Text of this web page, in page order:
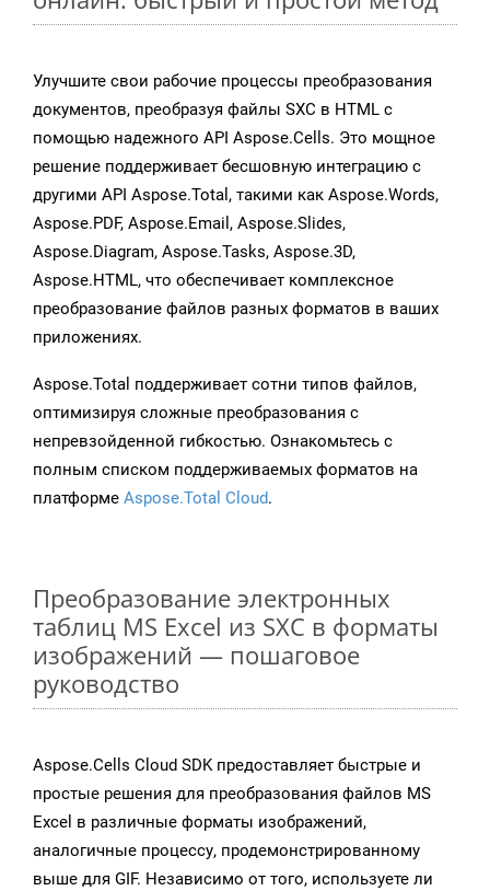
Улучшите свои рабочие процессы преобразования
документов, преобразуя файлы SXC в HTML с
помощью надежного API Aspose.Cells. Это мощное
решение поддерживает бесшовную интеграцию с
другими API Aspose.Total, такими как Aspose.Words,
Aspose.PDF, Aspose.Email, Aspose.Slides,
Aspose.Diagram, Aspose.Tasks, Aspose.3D,
Aspose.HTML, что обеспечивает комплексное
преобразование файлов разных форматов в ваших
приложениях.
Aspose.Total поддерживает сотни типов файлов,
оптимизируя сложные преобразования с
непревзойденной гибкостью. Ознакомьтесь с
полным списком поддерживаемых форматов на
платформе Aspose.Total Cloud.
Преобразование электронных
таблиц MS Excel из SXC в форматы
изображений — пошаговое
руководство
Aspose.Cells Cloud SDK предоставляет быстрые и
простые решения для преобразования файлов MS
Excel в различные форматы изображений,
аналогичные процессу, продемонстрированному
выше для GIF. Независимо от того, используете ли